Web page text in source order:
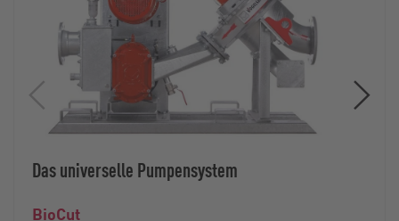
Das universelle Pumpensystem
BioCut